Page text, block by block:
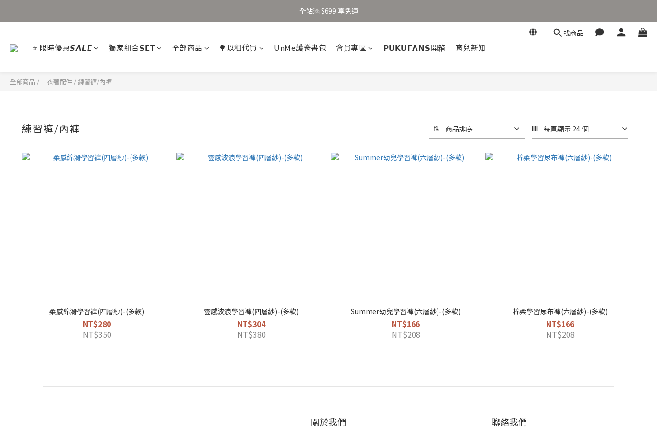
加入新會員得 $100 購物金 👉🏻
全站滿 $699 享免運
找商品
⭐ 限時優惠𝙎𝘼𝙇𝙀 獨家組合𝗦𝗘𝗧 全部商品 🌳以租代買 UnMe護脊書包 會員專區 𝗣𝗨𝗞𝗨𝗙𝗔𝗡𝗦開箱 育兒新知
全部商品 / ｜衣著配件 / 練習褲/內褲
練習褲/內褲 商品排序 每頁顯示 24 個
柔感綿滑學習褲(四層紗)-(多款)
NT$280
NT$350
雲感波浪學習褲(四層紗)-(多款)
NT$304
NT$380
Summer幼兒學習褲(六層紗)-(多款)
NT$166
NT$208
棉柔學習尿布褲(六層紗)-(多款)
NT$166
NT$208
關於我們 聯絡我們